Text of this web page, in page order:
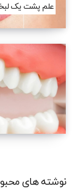
علم پشت یک
نوشته های